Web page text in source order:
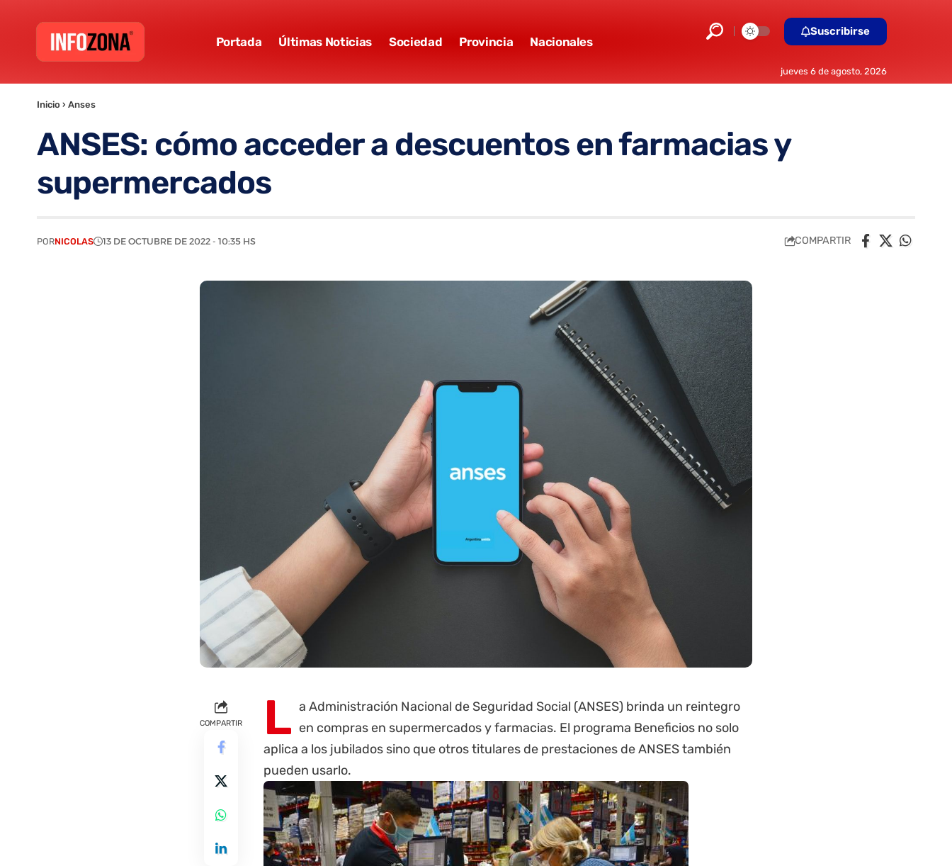
Portada Últimas Noticias Sociedad Provincia Nacionales
Suscribirse
jueves 6 de agosto, 2026
Inicio › Anses
ANSES: cómo acceder a descuentos en farmacias y
supermercados
PORNICOLAS 13 DE OCTUBRE DE 2022 - 10:35 HS COMPARTIR
COMPARTIR L a Administración Nacional de Seguridad Social (ANSES) brinda un reintegro
en compras en supermercados y farmacias. El programa Beneficios no solo
aplica a los jubilados sino que otros titulares de prestaciones de ANSES también
pueden usarlo.